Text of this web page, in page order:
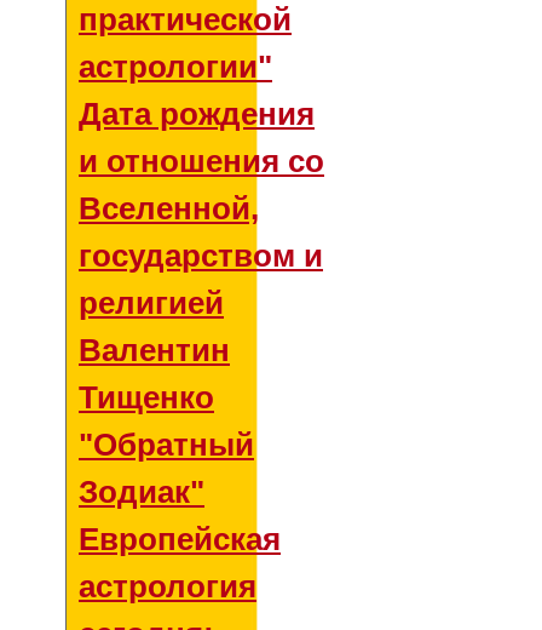
практической
астрологии"
Дата рождения
и отношения со
Вселенной,
государством и
религией
Валентин
Тищенко
"Обратный
Зодиак"
Европейская
астрология